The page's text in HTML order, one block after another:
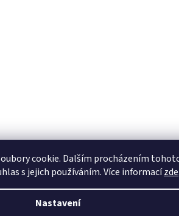
cookie. Dalším procházením
s jejich používáním. Více informacízde
Nastavení